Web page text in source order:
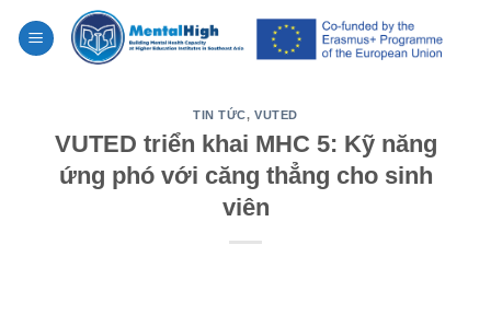
TIN TỨC,VUTED
VUTED triển khai MHC 5: Kỹ năng
ứng phó với căng thẳng cho sinh
viên